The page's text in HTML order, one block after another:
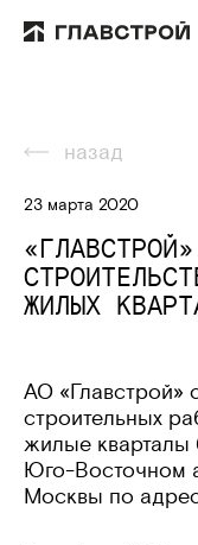
назад
23 марта 2020
ЖИЛЫХ
АО «Главстрой»
строительных
жилые кварталы
Юго-Восточном
Москвы по